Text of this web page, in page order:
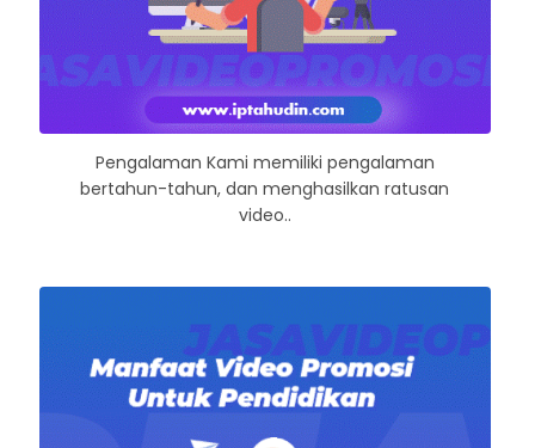
Pengalaman Kami memiliki pengalaman
bertahun-tahun, dan menghasilkan ratusan
video..